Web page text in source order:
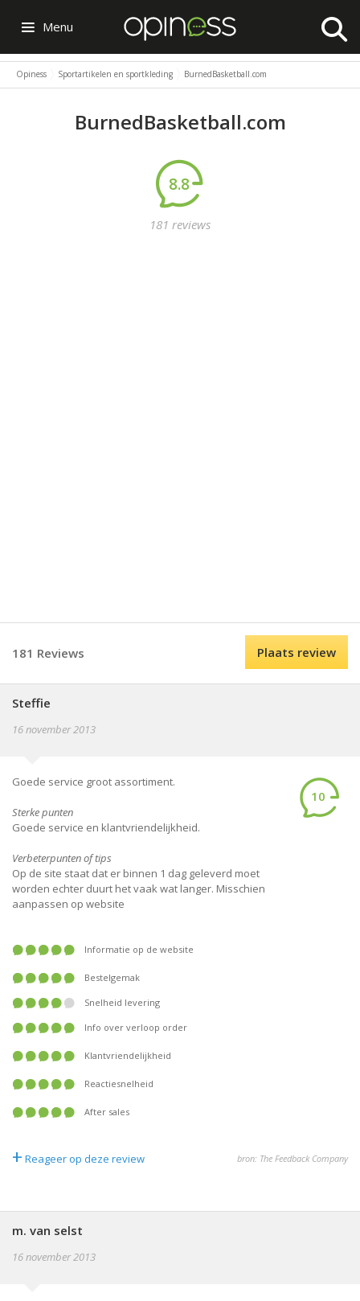
Menu
Opiness Sportartikelen en sportkleding BurnedBasketball.com
BurnedBasketball.com
8.8
181 reviews
181 Reviews Plaats review
Steffie
16 november 2013
Goede service groot assortiment.
Sterke punten
Goede service en klantvriendelijkheid.
Verbeterpunten of tips
Op de site staat dat er binnen 1 dag geleverd moet
worden echter duurt het vaak wat langer. Misschien
aanpassen op website
10
Informatie op de website
Bestelgemak
Snelheid levering
Info over verloop order
Klantvriendelijkheid
Reactiesnelheid
After sales
+ Reageer op deze review bron: The Feedback Company
m. van selst
16 november 2013